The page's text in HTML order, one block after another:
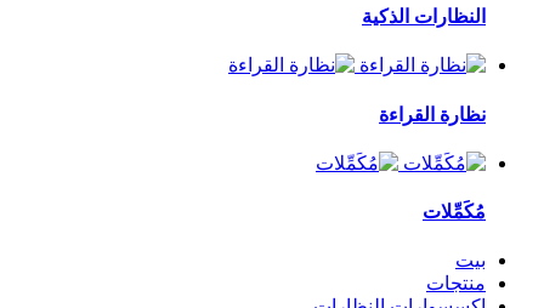
النظارات الذكية
نظارة القراءة
مُكَمِّلات
بيت
منتجات